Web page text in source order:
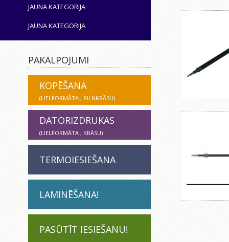
JAUNA KATEGORIJA
JAUNA KATEGORIJA
PAKALPOJUMI
KOPĒŠANA
(LIELFORMĀTA , PILNKRĀSU)
DATORIZDRUKAS
(LIELFORMĀTA , KRĀSU)
TERMOIESIEŠANA
LAMINĒŠANA!
PASŪTĪT IESIEŠANU!